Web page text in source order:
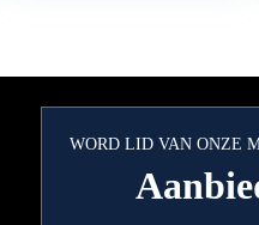
WORD LID VAN ONZE